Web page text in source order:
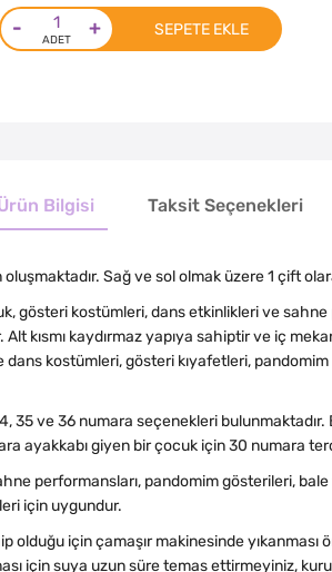
- + SEPETE EKLE
Bilgisi Taksit Seçenekleri
Sağ ve sol olmak üzere 1 çift
gösteri kostümleri, dans etkinlikleri ve
kısmı kaydırmaz yapıya sahiptir ve iç
dans kostümleri, gösteri kıyafetleri,
35 ve 36 numara seçenekleri
ayakkabı giyen bir çocuk için 30 numara
performansları, pandomim gösterileri,
için uygundur.
olduğu için çamaşır makinesinde
için suya uzun süre temas ettirmeyiniz,